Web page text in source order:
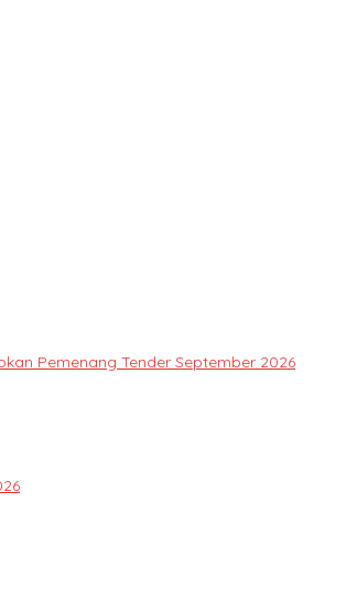
Pemenang Tender September 2026